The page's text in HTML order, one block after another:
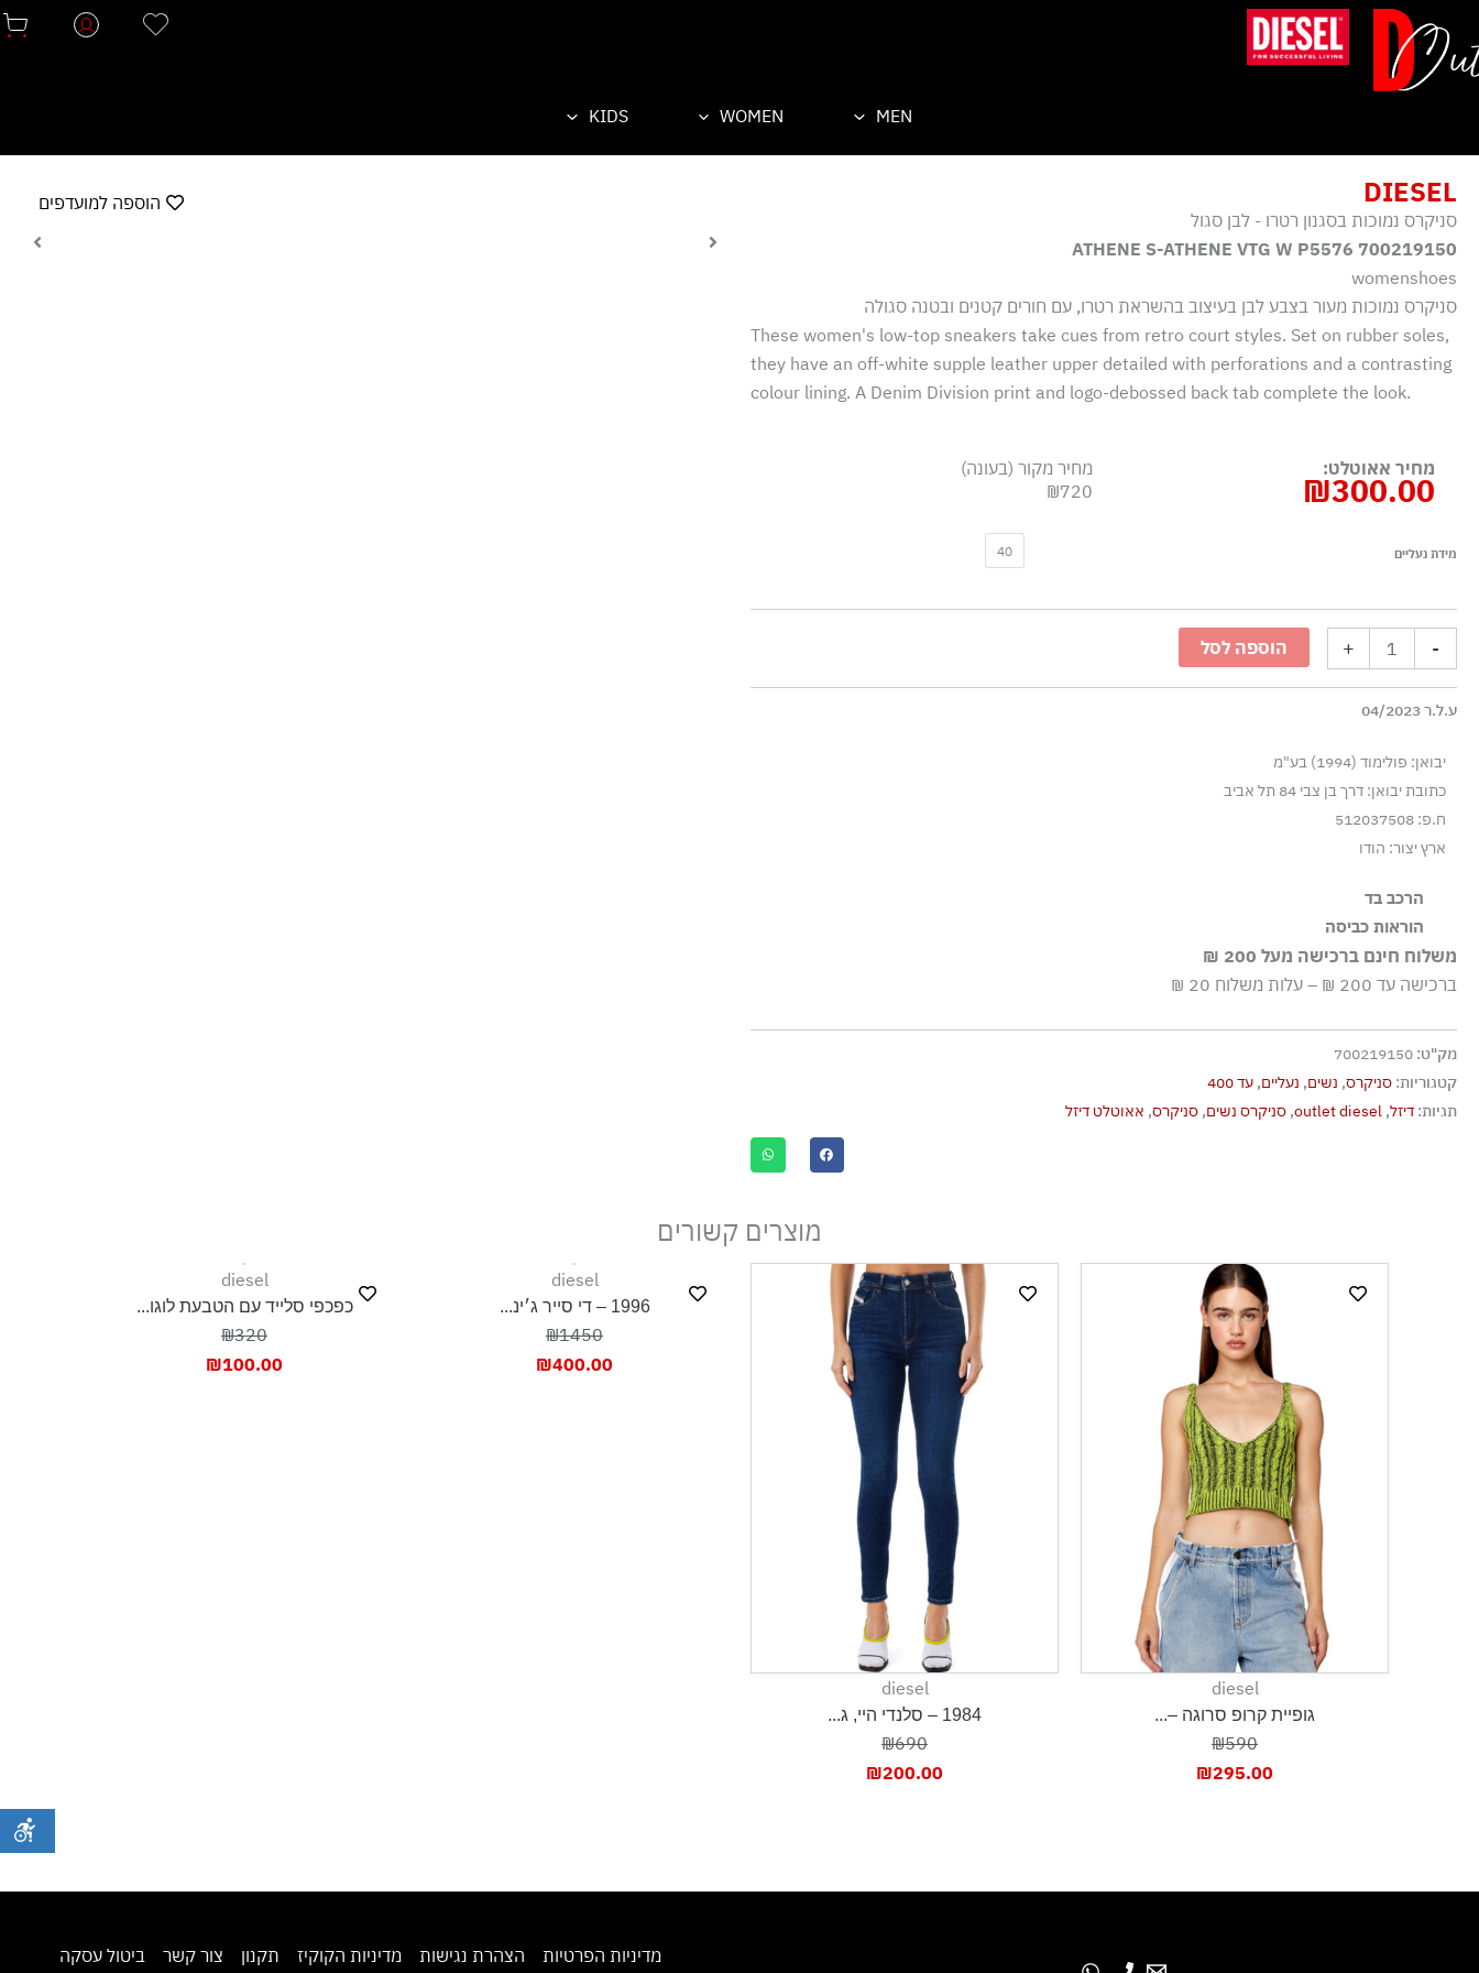
לתוכן
MEN
WOMEN
KIDS
DIESEL
סניקרס נמוכות בסגנון רטרו - לבן סגול
ATHENE S-ATHENE VTG W P5576 700219150
womenshoes
סניקרס נמוכות מעור בצבע לבן בעיצוב בהשראת רטרו, עם חורים קטנים ובטנה סגולה
These women's low-top sneakers take cues from retro court styles. Set on rubber soles,
they have an off-white supple leather upper detailed with perforations and a contrasting
colour lining. A Denim Division print and logo-debossed back tab complete the look.
מחיר אאוטלט:
₪300.00
מחיר מקור (בעונה)
₪720
מידת נעליים 40
-
נמוכות
בסגנון
רטרו
-
סגול
+ הוספה לסל
ע.ל.ר 04/2023
יבואן: פולימוד (1994) בע"מ
כתובת יבואן: דרך בן צבי 84 תל אביב
ח.פ: 512037508
ארץ יצור: הודו
הרכב בד
100% עור
הוראות כביסה
אסור בשטיפה
משלוח חינם ברכישה מעל 200 ₪
ברכישה עד 200 ₪ – עלות משלוח 20 ₪
מק"ט: 700219150
קטגוריות: סניקרס, נשים, נעליים, עד 400
תגיות: דיזל,
outlet diesel
, סניקרס נשים, סניקרס, אאוטלט דיזל
הוספה למועדפים
מוצרים קשורים
diesel
גופיית קרופ סרוגה –...
₪590
₪295.00
diesel
1984 – סלנדי היי, ג...
₪690
₪200.00
diesel
1996 – די סייר ג׳ינ...
₪1450
₪400.00
diesel
כפכפי סלייד עם הטבעת לוגו...
₪320
₪100.00
מדיניות הפרטיות הצהרת נגישות מדיניות הקוקיז תקנון צור קשר ביטול עסקה